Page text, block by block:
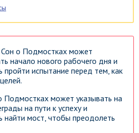
Сон о Подмостках может
начало нового рабочего дня и
пройти испытание перед тем, как
Подмостках может указывать на
на пути к успеху и
найти мост, чтобы преодолеть